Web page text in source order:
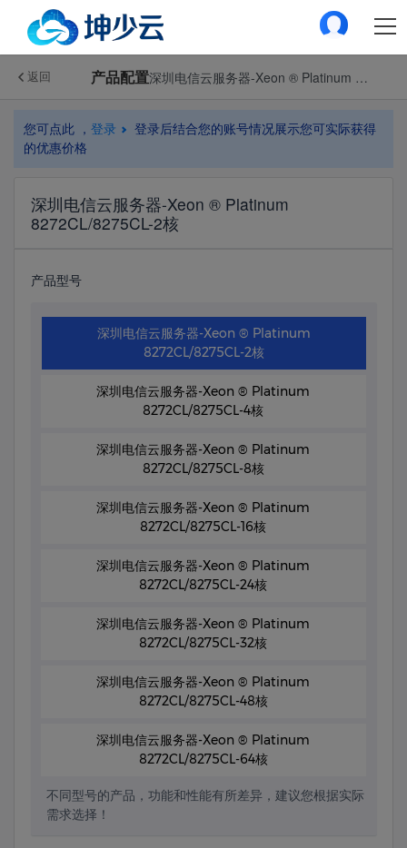
返回 产品配置 深圳电信云服务器-Xeon ® Platinum 8272CL/8275CL-2核
您可点此 ， 登录
登录后结合您的账号情况展示您可实际获得
的优惠价格
深圳电信云服务器-Xeon ® Platinum
8272CL/8275CL-2核
产品型号
深圳电信云服务器-Xeon ® Platinum
8272CL/8275CL-2核
深圳电信云服务器-Xeon ® Platinum
8272CL/8275CL-4核
深圳电信云服务器-Xeon ® Platinum
8272CL/8275CL-8核
深圳电信云服务器-Xeon ® Platinum
8272CL/8275CL-16核
深圳电信云服务器-Xeon ® Platinum
8272CL/8275CL-24核
深圳电信云服务器-Xeon ® Platinum
8272CL/8275CL-32核
深圳电信云服务器-Xeon ® Platinum
8272CL/8275CL-48核
深圳电信云服务器-Xeon ® Platinum
8272CL/8275CL-64核
不同型号的产品，功能和性能有所差异，建议您根据实际
需求选择！